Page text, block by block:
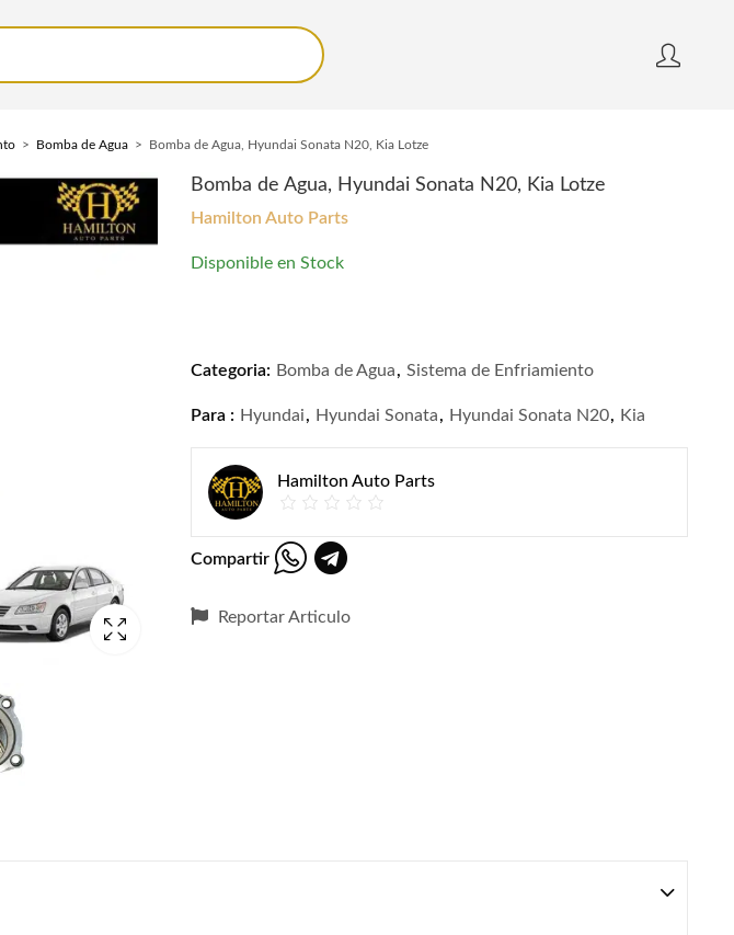
Bomba de Agua Bomba de Agua, Hyundai Sonata N20, Kia Lotze
Bomba de Agua, Hyundai Sonata N20, Kia Lotze
Hamilton Auto Parts
Disponible en Stock
Categoria: Bomba de Agua, Sistema de Enfriamiento
Para : Hyundai, Hyundai Sonata, Hyundai Sonata N20, Kia
Hamilton Auto Parts
Compartir
Reportar Articulo